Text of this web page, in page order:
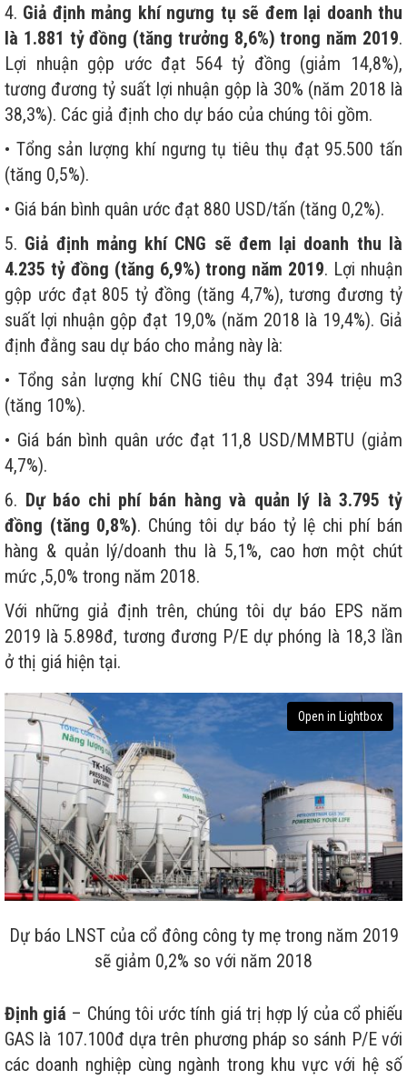
4. Giả định mảng khí ngưng tụ sẽ đem lại doanh thu
là 1.881 tỷ đồng (tăng trưởng 8,6%) trong năm 2019.
Lợi nhuận gộp ước đạt 564 tỷ đồng (giảm 14,8%),
tương đương tỷ suất lợi nhuận gộp là 30% (năm 2018 là
38,3%). Các giả định cho dự báo của chúng tôi gồm.
• Tổng sản lượng khí ngưng tụ tiêu thụ đạt 95.500 tấn
(tăng 0,5%).
• Giá bán bình quân ước đạt 880 USD/tấn (tăng 0,2%).
5. Giả định mảng khí CNG sẽ đem lại doanh thu là
4.235 tỷ đồng (tăng 6,9%) trong năm 2019. Lợi nhuận
gộp ước đạt 805 tỷ đồng (tăng 4,7%), tương đương tỷ
suất lợi nhuận gộp đạt 19,0% (năm 2018 là 19,4%). Giả
định đằng sau dự báo cho mảng này là:
• Tổng sản lượng khí CNG tiêu thụ đạt 394 triệu m3
(tăng 10%).
• Giá bán bình quân ước đạt 11,8 USD/MMBTU (giảm
4,7%).
6. Dự báo chi phí bán hàng và quản lý là 3.795 tỷ
đồng (tăng 0,8%). Chúng tôi dự báo tỷ lệ chi phí bán
hàng & quản lý/doanh thu là 5,1%, cao hơn một chút
mức ,5,0% trong năm 2018.
Với những giả định trên, chúng tôi dự báo EPS năm
2019 là 5.898đ, tương đương P/E dự phóng là 18,3 lần
ở thị giá hiện tại.
Open in Lightbox
Dự báo LNST của cổ đông công ty mẹ trong năm 2019
sẽ giảm 0,2% so với năm 2018
Định giá – Chúng tôi ước tính giá trị hợp lý của cổ phiếu
GAS là 107.100đ dựa trên phương pháp so sánh P/E với
các doanh nghiệp cùng ngành trong khu vực với hệ số